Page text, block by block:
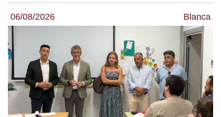
06/08/2026 Blanca